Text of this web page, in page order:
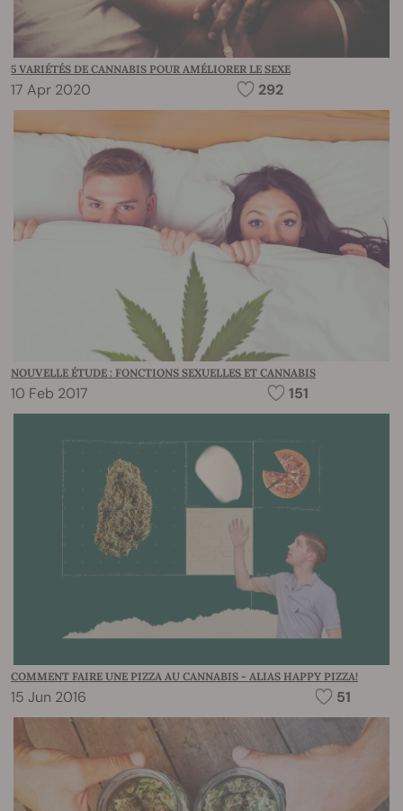
5 VARIÉTÉS DE CANNABIS POUR AMÉLIORER LE SEXE
17 Apr 2020 292
NOUVELLE ÉTUDE : FONCTIONS SEXUELLES ET CANNABIS
10 Feb 2017 151
COMMENT FAIRE UNE PIZZA AU CANNABIS - ALIAS HAPPY PIZZA!
15 Jun 2016 51